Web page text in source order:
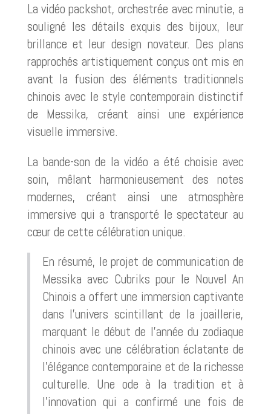
La vidéo packshot, orchestrée avec minutie, a
souligné les détails exquis des bijoux, leur
brillance et leur design novateur. Des plans
rapprochés artistiquement conçus ont mis en
avant la fusion des éléments traditionnels
chinois avec le style contemporain distinctif
de Messika, créant ainsi une expérience
visuelle immersive.
La bande-son de la vidéo a été choisie avec
soin, mêlant harmonieusement des notes
modernes, créant ainsi une atmosphère
immersive qui a transporté le spectateur au
cœur de cette célébration unique.
En résumé, le projet de communication de
Messika avec Cubriks pour le Nouvel An
Chinois a offert une immersion captivante
dans l’univers scintillant de la joaillerie,
marquant le début de l’année du zodiaque
chinois avec une célébration éclatante de
l’élégance contemporaine et de la richesse
culturelle. Une ode à la tradition et à
l’innovation qui a confirmé une fois de